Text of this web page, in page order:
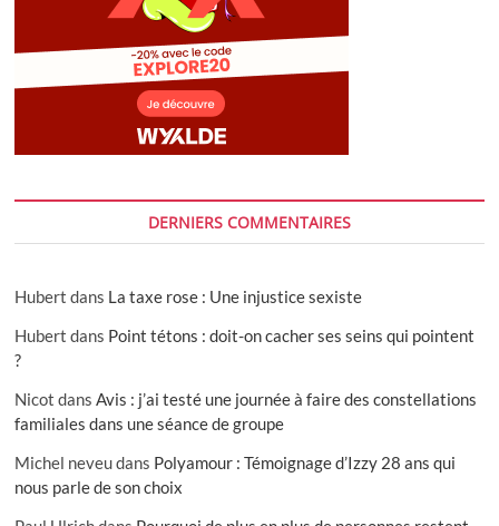
DERNIERS COMMENTAIRES
Hubert dans La taxe rose : Une injustice sexiste
Hubert dans Point tétons : doit-on cacher ses seins qui pointent
?
Nicot dansAvis : j’ai testé une journée à faire des constellations
familiales dans une séance de groupe
Michel neveudans Polyamour : Témoignage d’Izzy 28 ans qui
nous parle de son choix